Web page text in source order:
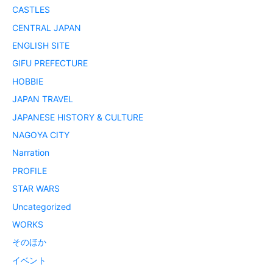
CASTLES
CENTRAL JAPAN
ENGLISH SITE
GIFU PREFECTURE
HOBBIE
JAPAN TRAVEL
JAPANESE HISTORY & CULTURE
NAGOYA CITY
Narration
PROFILE
STAR WARS
Uncategorized
WORKS
そのほか
イベント